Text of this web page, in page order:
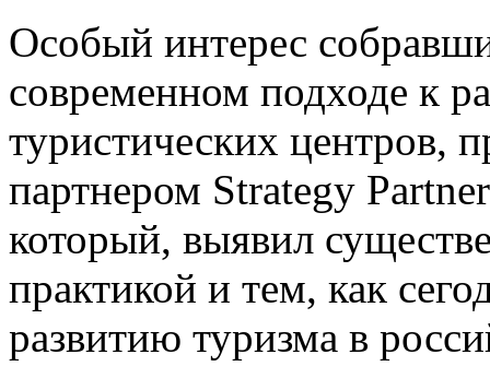
Особый интерес
современном подходе к
туристических центров,
партнером Strategy
который, выявил
практикой и тем, как
развитию туризма в